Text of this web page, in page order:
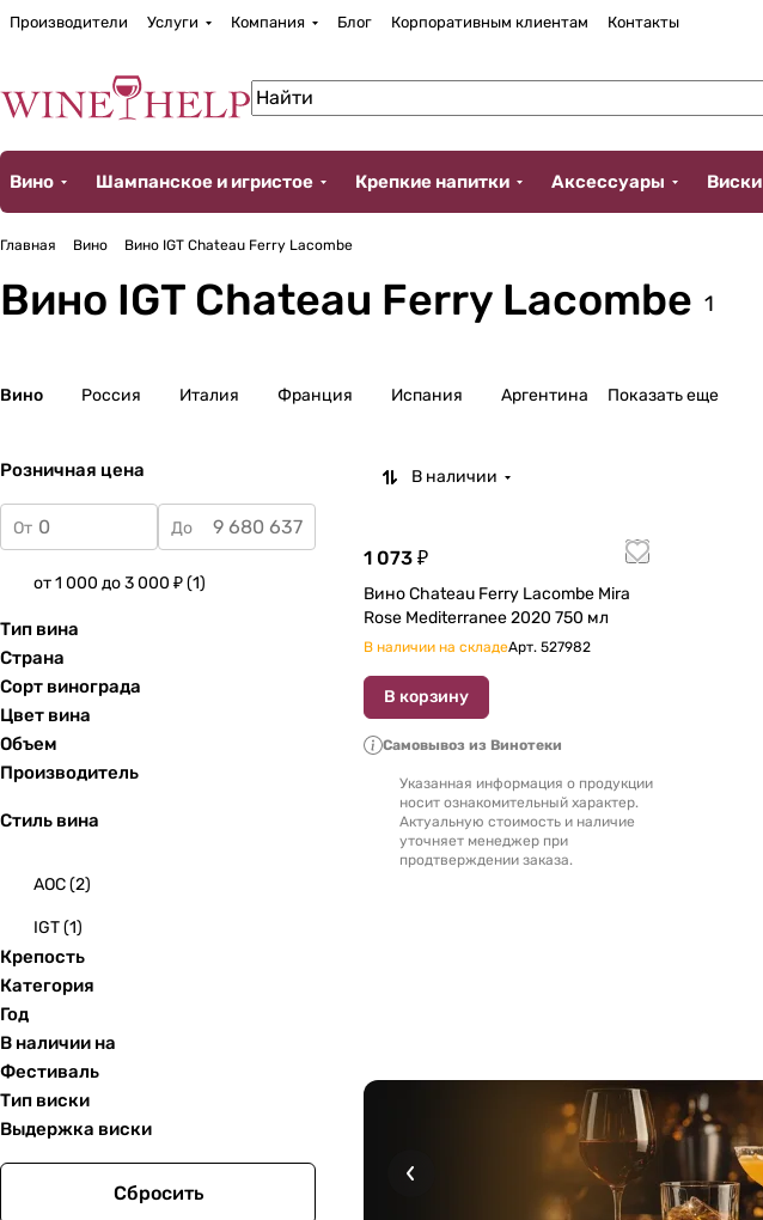
Производители Услуги Компания Блог Корпоративным клиентам Контакты
Вино Шампанское и игристое Крепкие напитки Аксессуары Виски
Главная Вино Вино IGT Chateau Ferry Lacombe
Вино IGT Chateau Ferry Lacombe 1
Вино Россия Италия Франция Испания Аргентина Показать еще
Розничная цена
От До
от 1 000 до 3 000 ₽(1)
Тип вина
Страна
Сорт винограда
Цвет вина
Объем
Производитель
Стиль вина
AOC(2)
IGT(1)
Крепость
Категория
Год
В наличии на
Фестиваль
Тип виски
Выдержка виски
Сбросить
В наличии
1 073 ₽
Вино Chateau Ferry Lacombe Mira
Rose Mediterranee 2020 750 мл
В наличии на складеАрт. 527982
В корзину
Самовывоз из Винотеки
Указанная информация о продукции
носит ознакомительный характер.
Актуальную стоимость и наличие
уточняет менеджер при
продтверждении заказа.